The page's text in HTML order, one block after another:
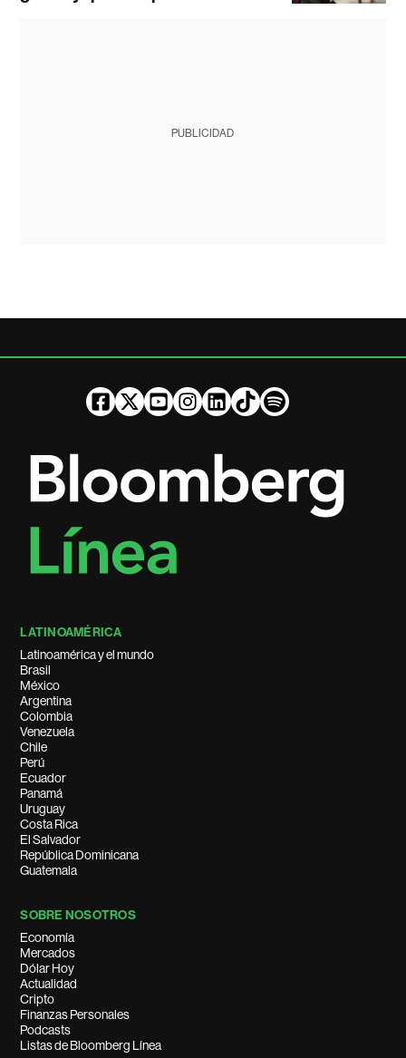
PUBLICIDAD
LATINOAMÉRICA
Latinoamérica y el mundo
Brasil
México
Argentina
Colombia
Venezuela
Chile
Perú
Ecuador
Panamá
Uruguay
Costa Rica
El Salvador
República Dominicana
Guatemala
SOBRE NOSOTROS
Economía
Mercados
Dólar Hoy
Actualidad
Cripto
Finanzas Personales
Podcasts
Listas de Bloomberg Línea